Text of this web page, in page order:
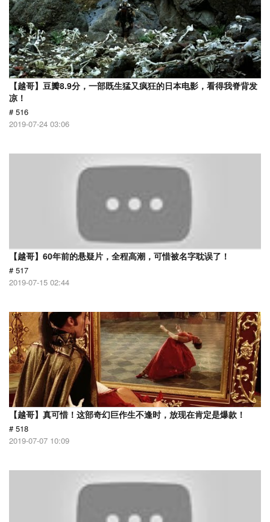
【越哥】豆瓣8.9分，一部既生猛又疯狂的日本电影，看得我脊背发
凉！
# 516
2019-07-24 03:06
【越哥】60年前的悬疑片，全程高潮，可惜被名字耽误了！
# 517
2019-07-15 02:44
【越哥】真可惜！这部奇幻巨作生不逢时，放现在肯定是爆款！
# 518
2019-07-07 10:09